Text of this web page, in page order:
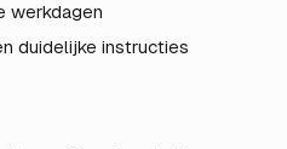
werkdagen
duidelijke instructies